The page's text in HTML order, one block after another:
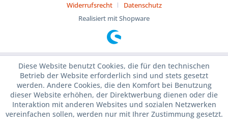
Widerrufsrecht
Datenschutz
Realisiert mit Shopware
Diese Website benutzt Cookies, die für den technischen
Betrieb der Website erforderlich sind und stets gesetzt
werden. Andere Cookies, die den Komfort bei Benutzung
dieser Website erhöhen, der Direktwerbung dienen oder die
Interaktion mit anderen Websites und sozialen Netzwerken
vereinfachen sollen, werden nur mit Ihrer Zustimmung gesetzt.